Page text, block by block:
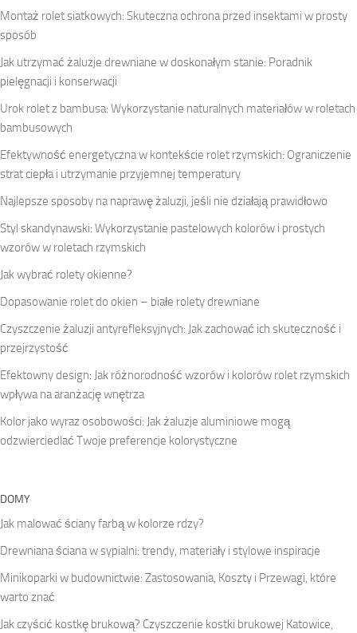
Montaż rolet siatkowych: Skuteczna ochrona przed insektami w prosty
sposób
Jak utrzymać żaluzje drewniane w doskonałym stanie: Poradnik
pielęgnacji i konserwacji
Urok rolet z bambusa: Wykorzystanie naturalnych materiałów w roletach
bambusowych
Efektywność energetyczna w kontekście rolet rzymskich: Ograniczenie
strat ciepła i utrzymanie przyjemnej temperatury
Najlepsze sposoby na naprawę żaluzji, jeśli nie działają prawidłowo
Styl skandynawski: Wykorzystanie pastelowych kolorów i prostych
wzorów w roletach rzymskich
Jak wybrać rolety okienne?
Dopasowanie rolet do okien – białe rolety drewniane
Czyszczenie żaluzji antyrefleksyjnych: Jak zachować ich skuteczność i
przejrzystość
Efektowny design: Jak różnorodność wzorów i kolorów rolet rzymskich
wpływa na aranżację wnętrza
Kolor jako wyraz osobowości: Jak żaluzje aluminiowe mogą
odzwierciedlać Twoje preferencje kolorystyczne
DOMY
Jak malować ściany farbą w kolorze rdzy?
Drewniana ściana w sypialni: trendy, materiały i stylowe inspiracje
Minikoparki w budownictwie: Zastosowania, Koszty i Przewagi, które
warto znać
Jak czyścić kostkę brukową? Czyszczenie kostki brukowej Katowice,